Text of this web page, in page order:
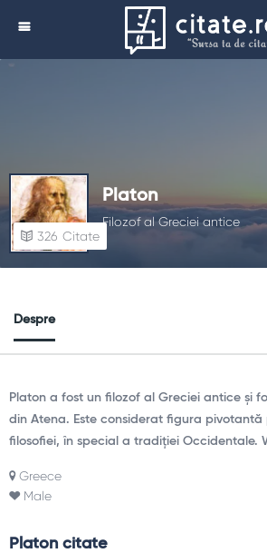
Platon
Filozof al Greciei antice
326 Citate
Despre
Platon a fost un filozof al Greciei antice și
din Atena. Este considerat figura
filosofiei, în special a tradiției Occidentale.
Greece
Male
Platon citate